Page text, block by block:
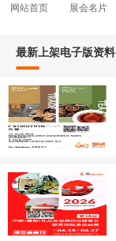
网站首页 展会名片
最新上架电子版资料